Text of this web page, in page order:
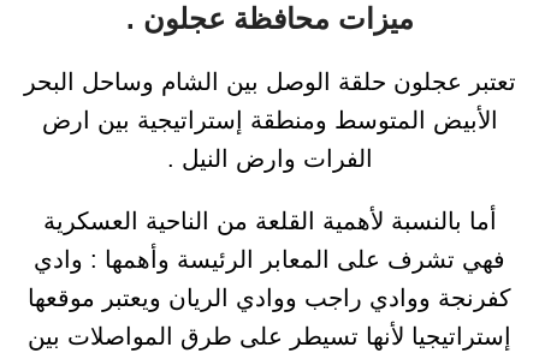
ميزات محافظة عجلون .
تعتبر عجلون حلقة الوصل بين الشام وساحل البحر
الأبيض المتوسط ومنطقة إستراتيجية بين ارض
الفرات وارض النيل .
أما بالنسبة لأهمية القلعة من الناحية العسكرية
فهي تشرف على المعابر الرئيسة وأهمها : وادي
كفرنجة ووادي راجب ووادي الريان ويعتبر موقعها
إستراتيجيا لأنها تسيطر على طرق المواصلات بين